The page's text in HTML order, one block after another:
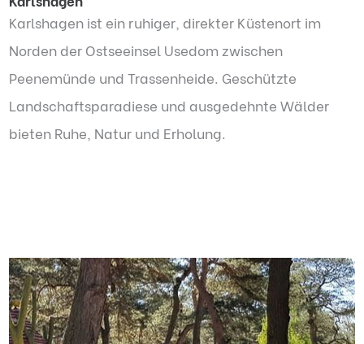
Karlshagen ist ein ruhiger, direkter Küstenort im
Norden der Ostseeinsel Usedom zwischen
Peenemünde und Trassenheide. Geschützte
Landschaftsparadiese und ausgedehnte Wälder
bieten Ruhe, Natur und Erholung.